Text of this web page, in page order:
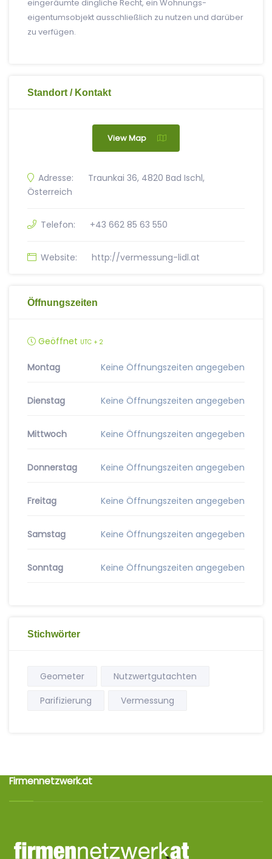
eingeräumte dingliche Recht, ein Wohnungs­
eigentums­objekt ausschließlich zu nutzen und darüber
zu verfügen.
Standort / Kontakt
View Map
Adresse:
Traunkai 36, 4820 Bad Ischl,
Österreich
Telefon: +43 662 85 63 550
Website: http://vermessung-lidl.at
Öffnungszeiten
Geöffnet UTC + 2
Montag Keine Öffnungszeiten angegeben
Dienstag Keine Öffnungszeiten angegeben
Mittwoch Keine Öffnungszeiten angegeben
Donnerstag Keine Öffnungszeiten angegeben
Freitag Keine Öffnungszeiten angegeben
Samstag Keine Öffnungszeiten angegeben
Sonntag Keine Öffnungszeiten angegeben
Stichwörter
Geometer
Nutzwertgutachten
Parifizierung
Vermessung
Firmennetzwerk.at